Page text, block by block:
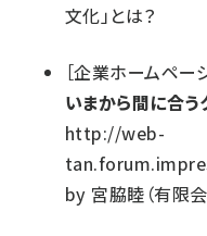
文化」とは？
［企業ホームペー
いまから間に合う
http://web-
by 宮脇睦（有限